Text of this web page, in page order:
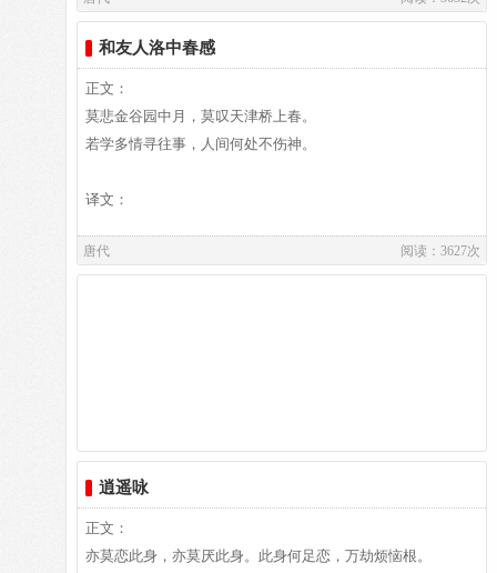
译文及注释：
作者介绍：
士，河南郑州新郑人，是我国唐代伟大的现实主义诗人，他的
王”之称。官至翰林学士、左赞善大夫。有《白氏长庆集》传
世，代表诗作有《长恨歌》、《卖炭翁》、《琵琶行》等。白
居易祖籍山西、陕西、出生于河南郑州新郑，葬于洛阳。白居
易故居纪念馆坐落于洛阳市郊。白园（白居易墓）坐落在洛阳
城南香山的琵琶峰。
作者介绍：
白居易,白居易（772～846），字乐天，晚年又号称香山居
诗歌题材广泛，形式多样，语言平易通俗，有“诗魔”和“诗
世，代表诗作有《长恨歌》、《卖炭翁》、《琵琶行》等。白
居易祖籍山西、陕西、出生于河南郑州新郑，葬于洛阳。白居
和友人洛中春感
正文：
莫悲金谷园中月，莫叹天津桥上春。
若学多情寻往事，人间何处不伤神。
译文：
诗歌题材广泛，形式多样，语言平易通俗，有“诗魔”和“诗
王”之称。官至翰林学士、左赞善大夫。有《白氏长庆集》传
世，代表诗作有《长恨歌》、《卖炭翁》、《琵琶行》等。白
居易祖籍山西、陕西、出生于河南郑州新郑，葬于洛阳。白居
易故居纪念馆坐落于洛阳市郊。白园（白居易墓）坐落在洛阳
唐代 阅读：3627次
逍遥咏
正文：
亦莫恋此身，亦莫厌此身。此身何足恋，万劫烦恼根。